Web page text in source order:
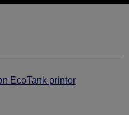
EcoTank printer